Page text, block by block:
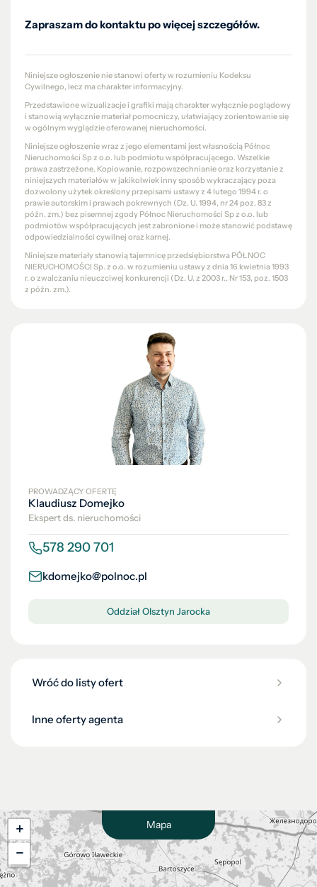
Zapraszam do kontaktu po więcej szczegółów.
Niniejsze ogłoszenie nie stanowi oferty w rozumieniu Kodeksu
Cywilnego, lecz ma charakter informacyjny.
Przedstawione wizualizacje i grafiki mają charakter wyłącznie poglądowy
i stanowią wyłącznie materiał pomocniczy, ułatwiający zorientowanie się
w ogólnym wyglądzie oferowanej nieruchomości.
Niniejsze ogłoszenie wraz z jego elementami jest własnością Północ
Nieruchomości Sp z o.o. lub podmiotu współpracującego. Wszelkie
prawa zastrzeżone. Kopiowanie, rozpowszechnianie oraz korzystanie z
niniejszych materiałów w jakikolwiek inny sposób wykraczający poza
dozwolony użytek określony przepisami ustawy z 4 lutego 1994 r. o
prawie autorskim i prawach pokrewnych (Dz. U. 1994, nr 24 poz. 83 z
późn. zm.) bez pisemnej zgody Północ Nieruchomości Sp z o.o. lub
podmiotów współpracujących jest zabronione i może stanowić podstawę
odpowiedzialności cywilnej oraz karnej.
Niniejsze materiały stanowią tajemnicę przedsiębiorstwa PÓŁNOC
NIERUCHOMOŚCI Sp. z o.o. w rozumieniu ustawy z dnia 16 kwietnia 1993
r. o zwalczaniu nieuczciwej konkurencji (Dz. U. z 2003 r., Nr 153, poz. 1503
z późn. zm.).
PROWADZĄCY OFERTĘ
Klaudiusz Domejko
Ekspert ds. nieruchomości
578 290 701
kdomejko@polnoc.pl
Oddział Olsztyn Jarocka
Wróć do listy ofert
Inne oferty agenta
Mapa
+
−